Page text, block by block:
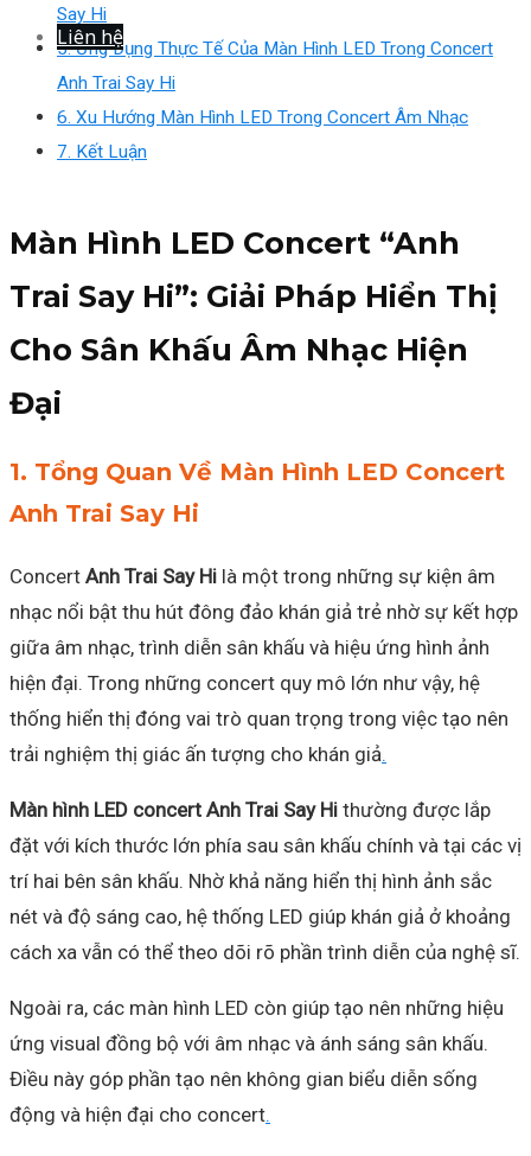
Liên hệ
Say Hi
5. Ứng Dụng Thực Tế Của Màn Hình LED Trong Concert
Anh Trai Say Hi
6. Xu Hướng Màn Hình LED Trong Concert Âm Nhạc
7. Kết Luận
Màn Hình LED Concert “Anh
Trai Say Hi”: Giải Pháp Hiển Thị
Cho Sân Khấu Âm Nhạc Hiện
Đại
1. Tổng Quan Về Màn Hình LED Concert
Anh Trai Say Hi
Concert Anh Trai Say Hi là một trong những sự kiện âm
nhạc nổi bật thu hút đông đảo khán giả trẻ nhờ sự kết hợp
giữa âm nhạc, trình diễn sân khấu và hiệu ứng hình ảnh
hiện đại. Trong những concert quy mô lớn như vậy, hệ
thống hiển thị đóng vai trò quan trọng trong việc tạo nên
trải nghiệm thị giác ấn tượng cho khán giả.
Màn hình LED concert Anh Trai Say Hi thường được lắp
đặt với kích thước lớn phía sau sân khấu chính và tại các vị
trí hai bên sân khấu. Nhờ khả năng hiển thị hình ảnh sắc
nét và độ sáng cao, hệ thống LED giúp khán giả ở khoảng
cách xa vẫn có thể theo dõi rõ phần trình diễn của nghệ sĩ.
Ngoài ra, các màn hình LED còn giúp tạo nên những hiệu
ứng visual đồng bộ với âm nhạc và ánh sáng sân khấu.
Điều này góp phần tạo nên không gian biểu diễn sống
động và hiện đại cho concert.